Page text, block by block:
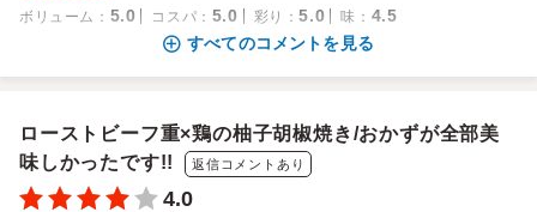
ボリューム ： 5.0 コスパ ： 5.0 彩り ：5.0 味 ： 4.5
すべてのコメントを見る
ローストビーフ重×鶏の柚子胡椒焼き/おかずが全部美
味しかったです!!
返信コメントあり
4.0